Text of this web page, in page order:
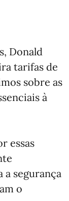
Donald
tarifas de
sobre as
à
essas
a segurança
o